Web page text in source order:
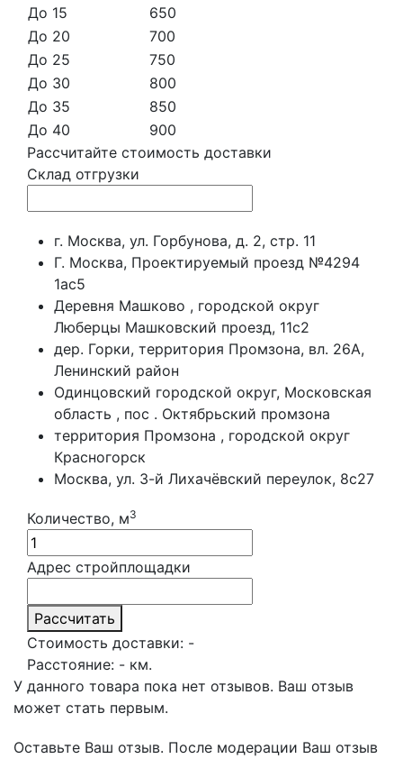
До 15
650
До 20
700
До 25
750
До 30
800
До 35
850
До 40
900
Рассчитайте стоимость доставки
Склад отгрузки
г. Москва, ул. Горбунова, д. 2, стр. 11
Г. Москва, Проектируемый проезд №4294
1ас5
Деревня Машково , городской округ
Люберцы Машковский проезд, 11с2
дер. Горки, территория Промзона, вл. 26А,
Ленинский район
Одинцовский городской округ, Московская
область , пос . Октябрьский промзона
территория Промзона , городской округ
Красногорск
Москва, ул. 3-й Лихачёвский переулок, 8с27
Количество, м3
Адрес стройплощадки
Рассчитать
Стоимость доставки: -
Расстояние: - км.
У данного товара пока нет отзывов. Ваш отзыв
может стать первым.
Оставьте Ваш отзыв. После модерации Ваш отзыв